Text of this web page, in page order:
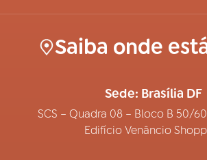
Saiba onde
Sede: Brasília DF
SCS – Quadra 08 – Bloco B 50/
Edifício Venâncio